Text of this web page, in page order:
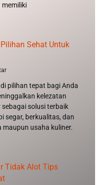
memiliki
Sehat Untuk
pilihan tepat bagi Anda
kelezatan
solusi terbaik
segar, berkualitas, dan
usaha kuliner.
Tidak Alot Tips